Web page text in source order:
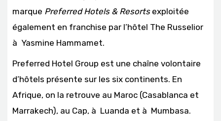
marque Preferred Hotels & Resortsexploitée
également en franchise par l’hôtel The Russelior
à Yasmine Hammamet.
Preferred Hotel Group est une chaîne volontaire
d’hôtels présente sur les six continents. En
Afrique, on la retrouve au Maroc (Casablanca et
Marrakech), au Cap, à Luanda et à Mumbasa.